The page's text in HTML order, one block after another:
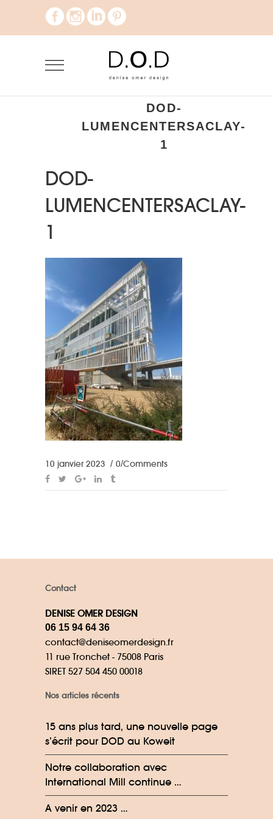
DOD-
LUMENCENTERSACLAY-
1
DOD-
LUMENCENTERSACLAY-
1
10 janvier 2023 0 Comments
Contact
DENISE OMER DESIGN
06 15 94 64 36
contact@deniseomerdesign.fr
11 rue Tronchet - 75008 Paris
SIRET 527 504 450 00018
Nos articles récents
15 ans plus tard, une nouvelle page
s’écrit pour DOD au Koweit
Notre collaboration avec
International Mill continue …
A venir en 2023 …